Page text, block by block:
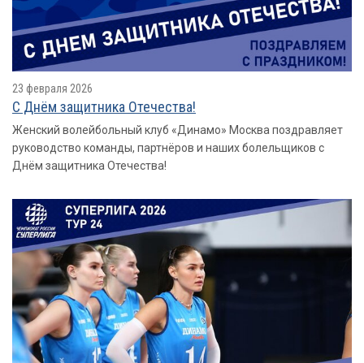
23 февраля 2026
С Днём защитника Отечества!
Женский волейбольный клуб «Динамо» Москва поздравляет
руководство команды, партнёров и наших болельщиков с
Днём защитника Отечества!